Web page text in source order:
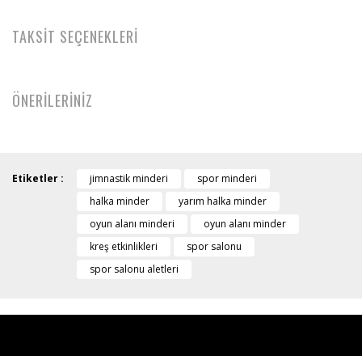
TAKSİT SEÇENEKLERİ
ÖNERİLERİNİZ
Etiketler : jimnastik minderi
spor minderi
halka minder
yarım halka minder
oyun alanı minderi
oyun alanı minder
kreş etkinlikleri
spor salonu
spor salonu aletleri